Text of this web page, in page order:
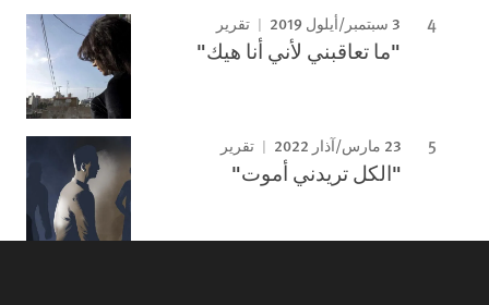
3 سبتمبر/أيلول 2019 تقرير
"ما تعاقبني لأني أنا هيك"
23 مارس/آذار 2022 تقرير
"الكل تريدني أموت"